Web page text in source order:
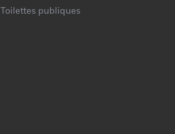
Toilettes publiques